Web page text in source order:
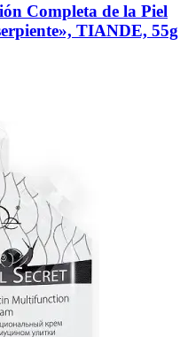
Completa de la Piel
TIANDE, 55g